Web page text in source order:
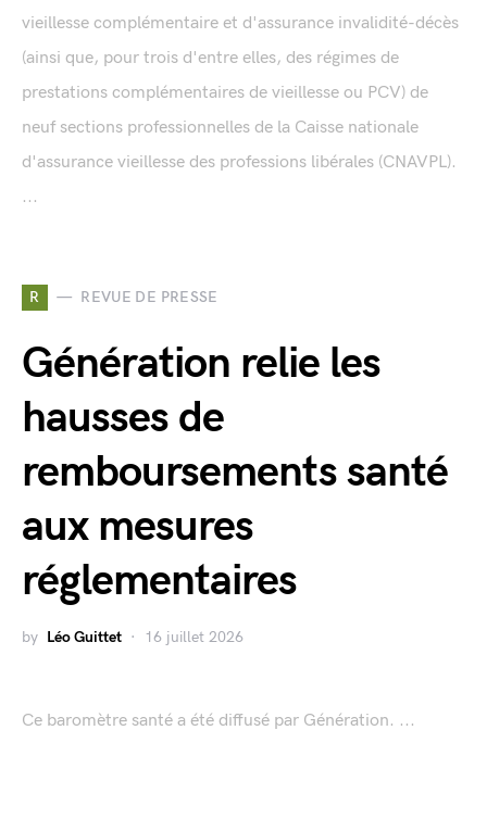
vieillesse complémentaire et d'assurance invalidité-décès
(ainsi que, pour trois d'entre elles, des régimes de
prestations complémentaires de vieillesse ou PCV) de
neuf sections professionnelles de la Caisse nationale
d'assurance vieillesse des professions libérales (CNAVPL).
...
R REVUE DE PRESSE
Génération relie les
hausses de
remboursements santé
aux mesures
réglementaires
by Léo Guittet 16 juillet 2026
Ce baromètre santé a été diffusé par Génération. ...